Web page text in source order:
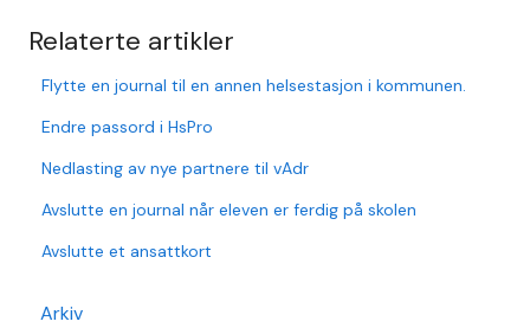
Relaterte artikler
Flytte en journal til en annen helsestasjon i kommunen.
Endre passord i HsPro
Nedlasting av nye partnere til vAdr
Avslutte en journal når eleven er ferdig på skolen
Avslutte et ansattkort
Arkiv